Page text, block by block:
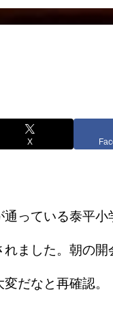
X
っている泰平小
ました。朝の開
だなと再確認。